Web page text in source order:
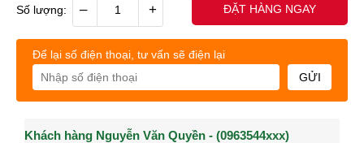
Số lượng: – + ĐẶT HÀNG NGAY
Để lại số điện thoại, tư vấn sẽ điện lại
GỬI
Khách hàng Nguyễn Văn Quyền - (0963544xxx)
Khách hàng Nguyễn Thành Long - (0902021xxx)